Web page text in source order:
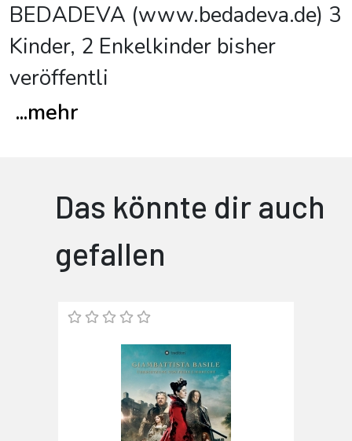
BEDADEVA (www.bedadeva.de) 3
Kinder, 2 Enkelkinder bisher
veröffentli
...mehr
Das könnte dir auch
gefallen